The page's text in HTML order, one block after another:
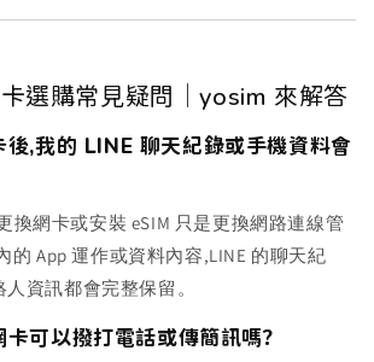
選購常見疑問｜yosim 來解答
後,我的 LINE 聊天紀錄或手機資料會
換網卡或安裝 eSIM 只是更換網路連線管
的 App 運作或資料內容,LINE 的聊天紀
資訊都會完整保留。
卡可以撥打電話或傳簡訊嗎?